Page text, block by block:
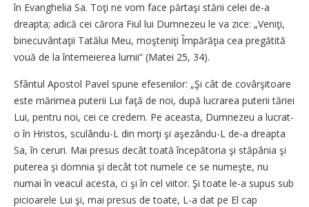
în Evanghelia Sa. Toţi ne vom face părtaşi stării celei de-a
dreapta; adică cei cărora Fiul lui Dumnezeu le va zice: „Veniţi,
binecuvântaţii Tatălui Meu, moşteniţi Împărăţia cea pregătită
vouă de la întemeierea lumii“ (Matei 25, 34).
Sfântul Apostol Pavel spune efesenilor: „Şi cât de covârşitoare
este mărimea puterii Lui faţă de noi, după lucrarea puterii tăriei
Lui, pentru noi, cei ce credem. Pe aceasta, Dumnezeu a lucrat-
o în Hristos, sculându-L din morţi şi aşezându-L de-a dreapta
Sa, în ceruri. Mai presus decât toată începătoria şi stăpânia şi
puterea şi domnia şi decât tot numele ce se numeşte, nu
numai în veacul acesta, ci şi în cel viitor. Şi toate le-a supus sub
picioarele Lui şi, mai presus de toate, L-a dat pe El cap